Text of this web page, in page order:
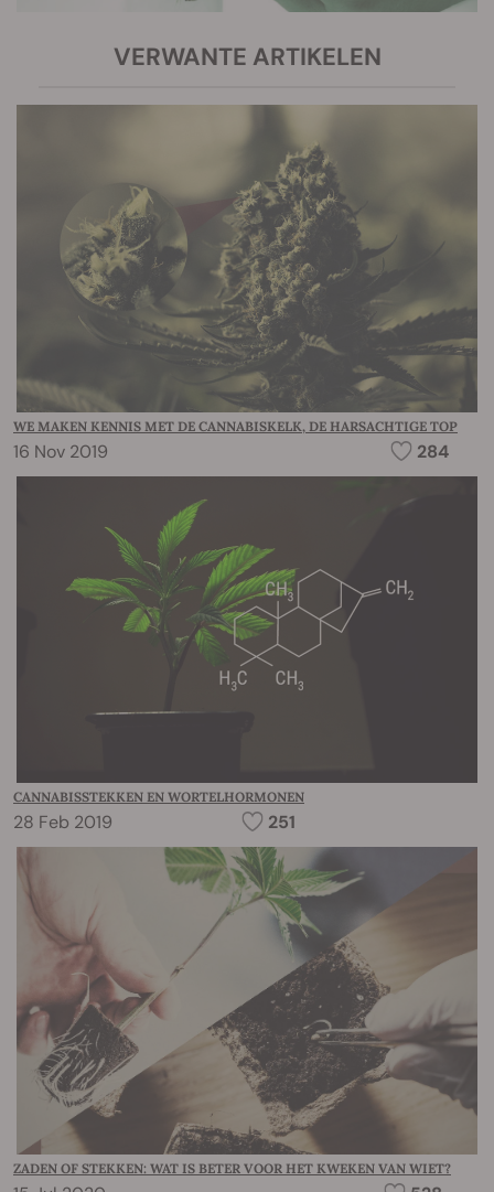
VERWANTE ARTIKELEN
WE MAKEN KENNIS MET DE CANNABISKELK, DE HARSACHTIGE TOP
16 Nov 2019 284
CANNABISSTEKKEN EN WORTELHORMONEN
28 Feb 2019 251
ZADEN OF STEKKEN: WAT IS BETER VOOR HET KWEKEN VAN WIET?